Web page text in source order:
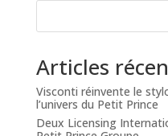
Articles
Visconti réinvente le
l’univers du Petit Prince
Deux Licensing